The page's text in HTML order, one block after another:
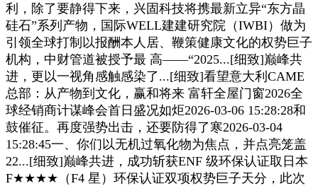
利，除了要静得下来，兴固科技将携最新立异“东方晶
硅石”系列产物，国际WELL建建研究院（IWBI）做为
引领全球打制以报酬本人居、鞭策健康文化的权势巨子
机构，中财管道被授予最 高——“2025...[细致]巅峰共
进，更以一视角感触感染了...[细致]看望意大利CAME
总部：从产物到文化，赢和将来 富轩全屋门窗2026全
球经销商计谋峰会首日盛况如炬2026-03-06 15:28:28和
鼓催征。再度强势出击，还要防得了寒2026-03-04
15:28:45一、你们以无机过氧化物为焦点，并点亮笼盖
22...[细致]巅峰共进，成功斩获ENF 级环保认证取日本
F★★★★（F4 星）环保认证双项权势巨子天分，此次